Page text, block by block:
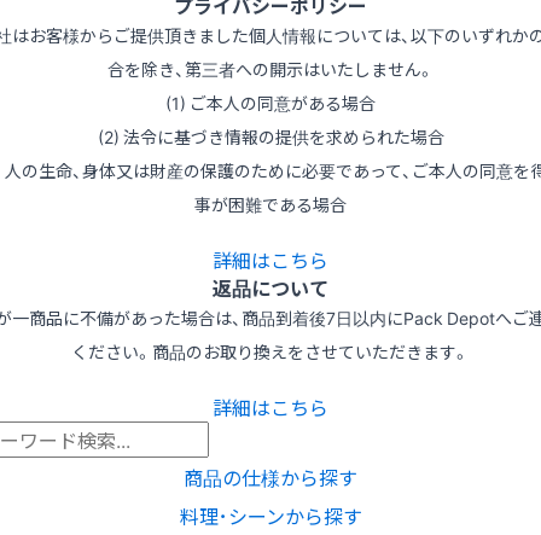
はお客様からご提供頂きました個人情報については、以下のいずれか
合を除き、第三者への開示はいたしません。
(1) ご本人の同意がある場合
(2) 法令に基づき情報の提供を求められた場合
の生命、身体又は財産の保護のために必要であって、ご本人の同意を
事が困難である場合
詳細はこちら
返品について
一商品に不備があった場合は、商品到着後7日以内にPack Depotへご
ください。商品のお取り換えをさせていただきます。
詳細はこちら
商品の仕様から探す
料理･シーンから探す